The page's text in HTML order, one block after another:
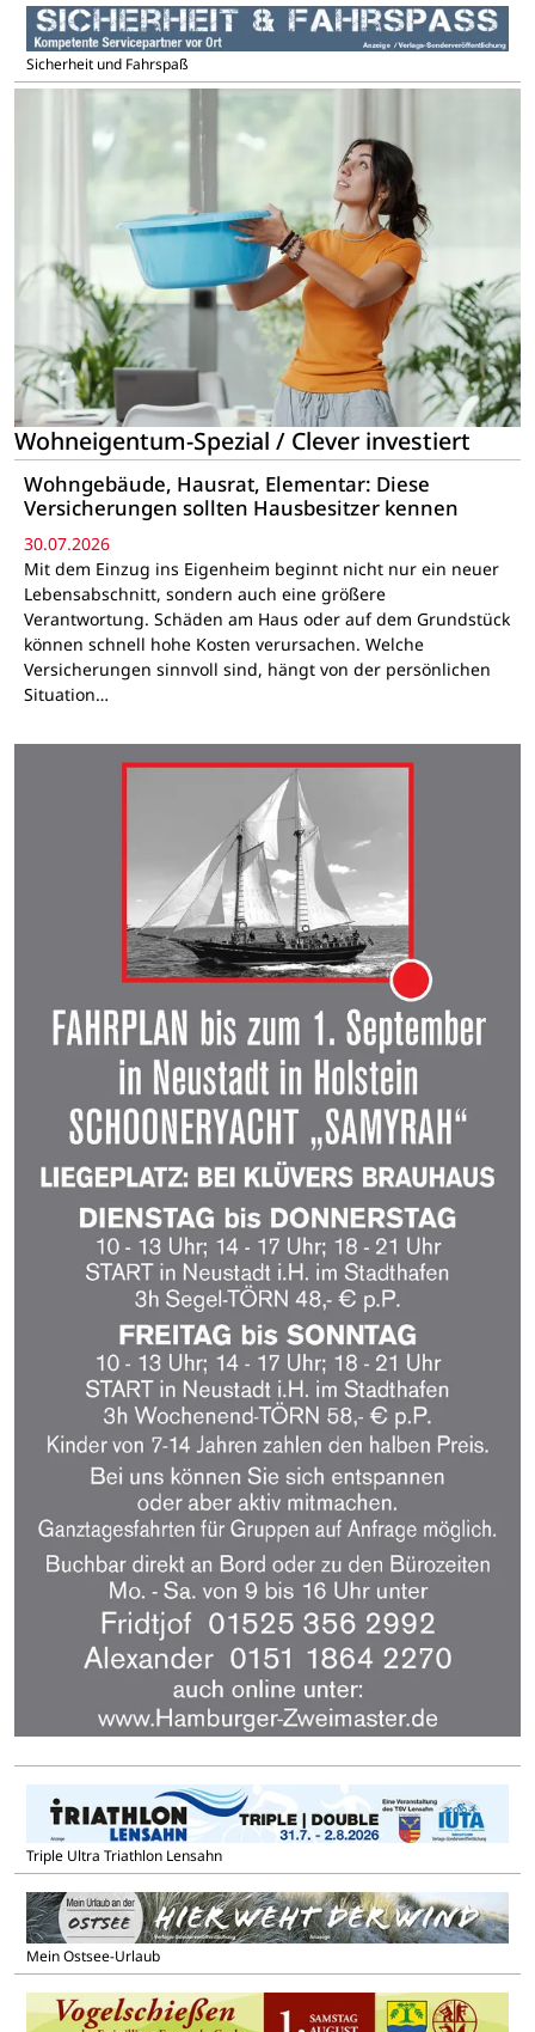
Sicherheit und Fahrspaß
Wohneigentum-Spezial / Clever investiert
Wohngebäude, Hausrat, Elementar: Diese
Versicherungen sollten Hausbesitzer kennen
30.07.2026
Mit dem Einzug ins Eigenheim beginnt nicht nur ein neuer
Lebensabschnitt, sondern auch eine größere
Verantwortung. Schäden am Haus oder auf dem Grundstück
können schnell hohe Kosten verursachen. Welche
Versicherungen sinnvoll sind, hängt von der persönlichen
Situation…
Triple Ultra Triathlon Lensahn
Mein Ostsee-Urlaub